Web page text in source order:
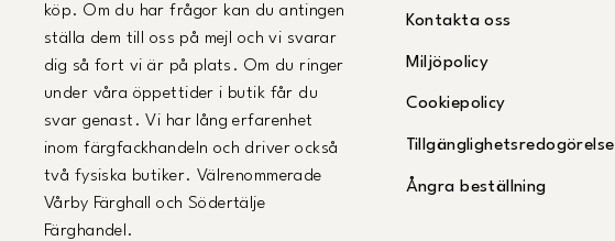
köp. Om du har frågor kan du antingen
ställa dem till oss på mejl och vi svarar
dig så fort vi är på plats. Om du ringer
under våra öppettider i butik får du
svar genast. Vi har lång erfarenhet
inom färgfackhandeln och driver också
två fysiska butiker. Välrenommerade
Vårby Färghall och Södertälje
Färghandel.
Kontakta oss
Miljöpolicy
Cookiepolicy
Tillgänglighetsredogörelse
Ångra beställning